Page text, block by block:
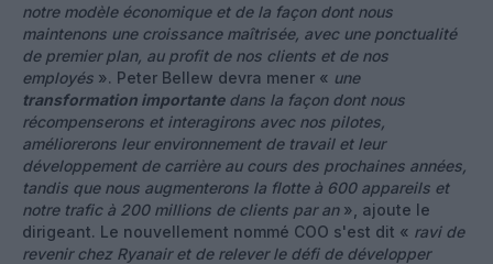
notre modèle économique et de la façon dont nous
maintenons une croissance maîtrisée, avec une ponctualité
de premier plan, au profit de nos clients et de nos
employés ». Peter Bellew devra mener « une
transformation importantedans la façon dont nous
récompenserons et interagirons avec nos pilotes,
améliorerons leur environnement de travail et leur
développement de carrière au cours des prochaines années,
tandis que nous augmenterons la flotte à 600 appareils et
notre trafic à 200 millions de clients par an», ajoute le
dirigeant. Le nouvellement nommé COO s'est dit « ravi de
revenir chez Ryanair et de relever le défi de développer